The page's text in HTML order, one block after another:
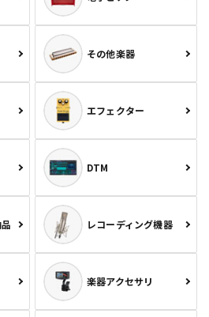
その他楽器
エフェクター
DTM
レコーディング機器
楽器アクセサリ